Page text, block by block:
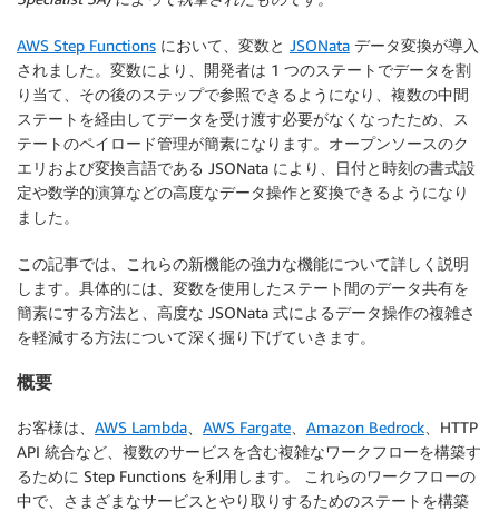
AWS Step Functions において、変数と JSONata データ変換が導入
されました。変数により、開発者は 1 つのステートでデータを割
り当て、その後のステップで参照できるようになり、複数の中間
ステートを経由してデータを受け渡す必要がなくなったため、ス
テートのペイロード管理が簡素になります。オープンソースのク
エリおよび変換言語である JSONata により、日付と時刻の書式設
定や数学的演算などの高度なデータ操作と変換できるようになり
ました。
この記事では、これらの新機能の強力な機能について詳しく説明
します。具体的には、変数を使用したステート間のデータ共有を
簡素にする方法と、高度な JSONata 式によるデータ操作の複雑さ
を軽減する方法について深く掘り下げていきます。
概要
お客様は、 AWS Lambda AWS Fargate Amazon Bedrock 、HTTP
API 統合など、複数のサービスを含む複雑なワークフローを構築す
るために Step Functions を利用します。 これらのワークフローの
中で、さまざまなサービスとやり取りするためのステートを構築